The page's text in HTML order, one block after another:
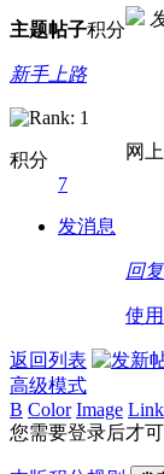
主题帖子积分
新手上路
积分
7
发消息
网
回复
使
返回列表
高级模式
B Color Image Link
您需要登录后才